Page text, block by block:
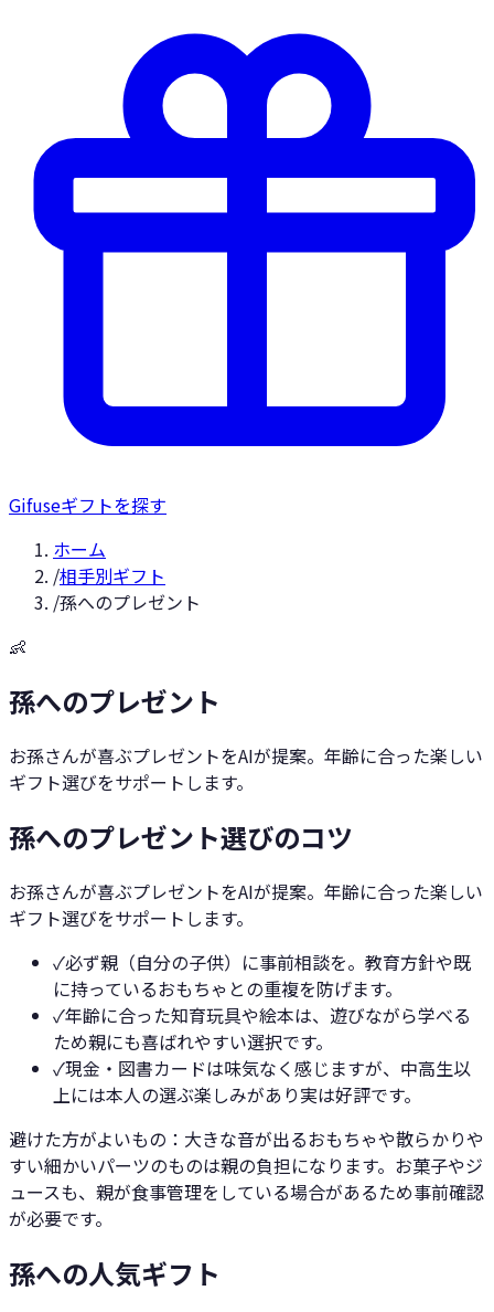
Gifuseギフトを探す
ホーム
/相手別ギフト
/孫へのプレゼント
👶
孫へのプレゼント
お孫さんが喜ぶプレゼントをAIが提案。年齢に合った楽しい
ギフト選びをサポートします。
孫へのプレゼント選びのコツ
お孫さんが喜ぶプレゼントをAIが提案。年齢に合った楽しい
ギフト選びをサポートします。
✓必ず親（自分の子供）に事前相談を。教育方針や既
に持っているおもちゃとの重複を防げます。
✓年齢に合った知育玩具や絵本は、遊びながら学べる
ため親にも喜ばれやすい選択です。
✓現金・図書カードは味気なく感じますが、中高生以
上には本人の選ぶ楽しみがあり実は好評です。
避けた方がよいもの： 大きな音が出るおもちゃや散らかりや
すい細かいパーツのものは親の負担になります。お菓子やジ
ュースも、親が食事管理をしている場合があるため事前確認
が必要です。
孫への人気ギフト